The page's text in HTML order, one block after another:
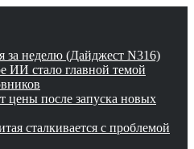
за неделю (Дайджест N316)
ИИ стало главной темой
цены после запуска новых
сталкивается с проблемой